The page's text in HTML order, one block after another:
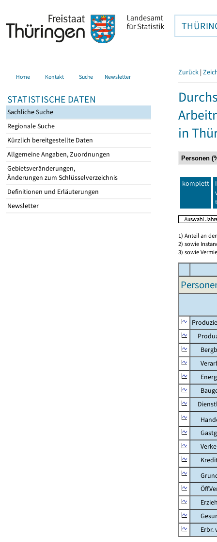
Home Kontakt Suche Newsletter
STATISTISCHE DATEN
Sachliche Suche
Regionale Suche
Kürzlich bereitgestellte Daten
Allgemeine Angaben, Zuordnungen
Gebietsveränderungen,
Änderungen zum Schlüsselverzeichnis
Definitionen und Erläuterungen
Newsletter
Zurück |
in
komplett
1) Anteil an
2) sowie
3) sowie
Erbr.